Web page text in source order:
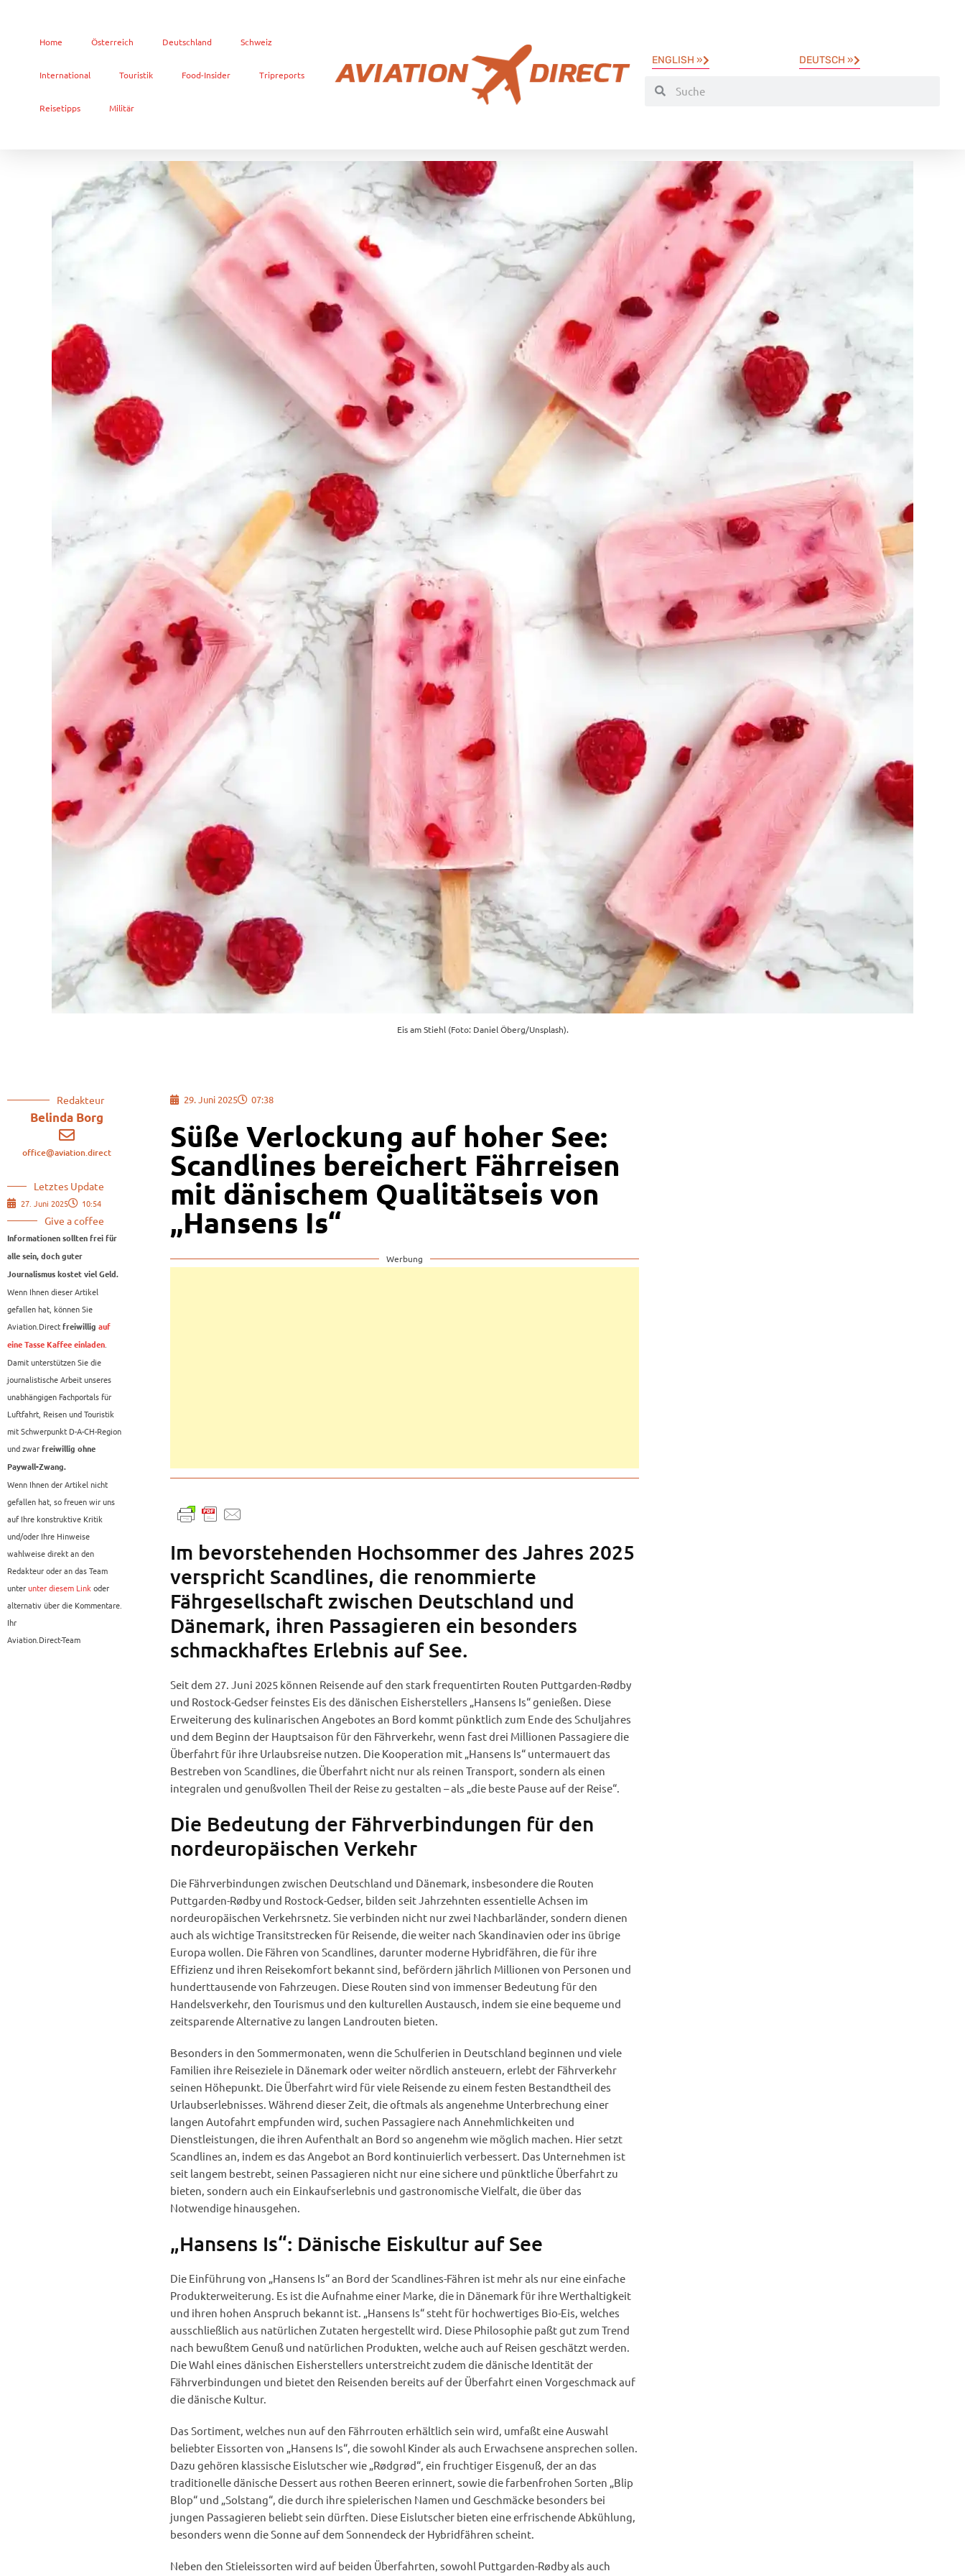
Home Österreich Deutschland Schweiz
International Touristik Food-Insider Tripreports
Reisetipps Militär
ENGLISH » DEUTSCH »
Eis am Stiehl (Foto: Daniel Öberg/Unsplash).
Redakteur
Belinda Borg
office@aviation.direct
Letztes Update
27. Juni 2025 10:54
Give a coffee
Informationen sollten frei für
alle sein, doch guter
Journalismus kostet viel Geld.
Wenn Ihnen dieser Artikel
gefallen hat, können Sie
Aviation.Direct freiwillig auf
eine Tasse Kaffee einladen.
Damit unterstützen Sie die
journalistische Arbeit unseres
unabhängigen Fachportals für
Luftfahrt, Reisen und Touristik
mit Schwerpunkt D-A-CH-Region
und zwar freiwillig ohne
Paywall-Zwang.
Wenn Ihnen der Artikel nicht
gefallen hat, so freuen wir uns
auf Ihre konstruktive Kritik
und/oder Ihre Hinweise
wahlweise direkt an den
Redakteur oder an das Team
unterunter diesem Linkoder
alternativ über die Kommentare.
Ihr
Aviation.Direct-Team
29. Juni 2025 07:38
Süße Verlockung auf hoher See:
Scandlines bereichert Fährreisen
mit dänischem Qualitätseis von
„Hansens Is“
Werbung
Im bevorstehenden Hochsommer des Jahres 2025
verspricht Scandlines, die renommierte
Fährgesellschaft zwischen Deutschland und
Dänemark, ihren Passagieren ein besonders
schmackhaftes Erlebnis auf See.
Seit dem 27. Juni 2025 können Reisende auf den stark frequentirten Routen Puttgarden-Rødby
und Rostock-Gedser feinstes Eis des dänischen Eisherstellers „Hansens Is“ genießen. Diese
Erweiterung des kulinarischen Angebotes an Bord kommt pünktlich zum Ende des Schuljahres
und dem Beginn der Hauptsaison für den Fährverkehr, wenn fast drei Millionen Passagiere die
Überfahrt für ihre Urlaubsreise nutzen. Die Kooperation mit „Hansens Is“ untermauert das
Bestreben von Scandlines, die Überfahrt nicht nur als reinen Transport, sondern als einen
integralen und genußvollen Theil der Reise zu gestalten – als „die beste Pause auf der Reise“.
Die Bedeutung der Fährverbindungen für den
nordeuropäischen Verkehr
Die Fährverbindungen zwischen Deutschland und Dänemark, insbesondere die Routen
Puttgarden-Rødby und Rostock-Gedser, bilden seit Jahrzehnten essentielle Achsen im
nordeuropäischen Verkehrsnetz. Sie verbinden nicht nur zwei Nachbarländer, sondern dienen
auch als wichtige Transitstrecken für Reisende, die weiter nach Skandinavien oder ins übrige
Europa wollen. Die Fähren von Scandlines, darunter moderne Hybridfähren, die für ihre
Effizienz und ihren Reisekomfort bekannt sind, befördern jährlich Millionen von Personen und
hunderttausende von Fahrzeugen. Diese Routen sind von immenser Bedeutung für den
Handelsverkehr, den Tourismus und den kulturellen Austausch, indem sie eine bequeme und
zeitsparende Alternative zu langen Landrouten bieten.
Besonders in den Sommermonaten, wenn die Schulferien in Deutschland beginnen und viele
Familien ihre Reiseziele in Dänemark oder weiter nördlich ansteuern, erlebt der Fährverkehr
seinen Höhepunkt. Die Überfahrt wird für viele Reisende zu einem festen Bestandtheil des
Urlaubserlebnisses. Während dieser Zeit, die oftmals als angenehme Unterbrechung einer
langen Autofahrt empfunden wird, suchen Passagiere nach Annehmlichkeiten und
Dienstleistungen, die ihren Aufenthalt an Bord so angenehm wie möglich machen. Hier setzt
Scandlines an, indem es das Angebot an Bord kontinuierlich verbessert. Das Unternehmen ist
seit langem bestrebt, seinen Passagieren nicht nur eine sichere und pünktliche Überfahrt zu
bieten, sondern auch ein Einkaufserlebnis und gastronomische Vielfalt, die über das
Notwendige hinausgehen.
„Hansens Is“: Dänische Eiskultur auf See
Die Einführung von „Hansens Is“ an Bord der Scandlines-Fähren ist mehr als nur eine einfache
Produkterweiterung. Es ist die Aufnahme einer Marke, die in Dänemark für ihre Werthaltigkeit
und ihren hohen Anspruch bekannt ist. „Hansens Is“ steht für hochwertiges Bio-Eis, welches
ausschließlich aus natürlichen Zutaten hergestellt wird. Diese Philosophie paßt gut zum Trend
nach bewußtem Genuß und natürlichen Produkten, welche auch auf Reisen geschätzt werden.
Die Wahl eines dänischen Eisherstellers unterstreicht zudem die dänische Identität der
Fährverbindungen und bietet den Reisenden bereits auf der Überfahrt einen Vorgeschmack auf
die dänische Kultur.
Das Sortiment, welches nun auf den Fährrouten erhältlich sein wird, umfaßt eine Auswahl
beliebter Eissorten von „Hansens Is“, die sowohl Kinder als auch Erwachsene ansprechen sollen.
Dazu gehören klassische Eislutscher wie „Rødgrød“, ein fruchtiger Eisgenuß, der an das
traditionelle dänische Dessert aus rothen Beeren erinnert, sowie die farbenfrohen Sorten „Blip
Blop“ und „Solstang“, die durch ihre spielerischen Namen und Geschmäcke besonders bei
jungen Passagieren beliebt sein dürften. Diese Eislutscher bieten eine erfrischende Abkühlung,
besonders wenn die Sonne auf dem Sonnendeck der Hybridfähren scheint.
Neben den Stieleissorten wird auf beiden Überfahrten, sowohl Puttgarden-Rødby als auch